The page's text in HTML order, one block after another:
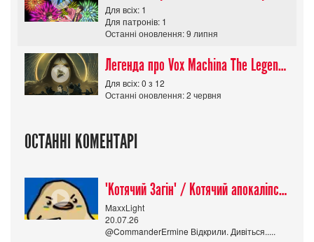
Для всіх: 1
Для патронів: 1
Останні оновлення: 9 липня
Легенда про Vox Machina The Legend of Vox Machina (Сезон 4)
Для всіх: 0 з 12
Останні оновлення: 2 червня
ОСТАННІ КОМЕНТАРІ
"Котячий Загін" / Котячий апокаліпсис / Cat Shit One
MaxxLight
20.07.26
@CommanderErmine Відкрили. Дивіться.....